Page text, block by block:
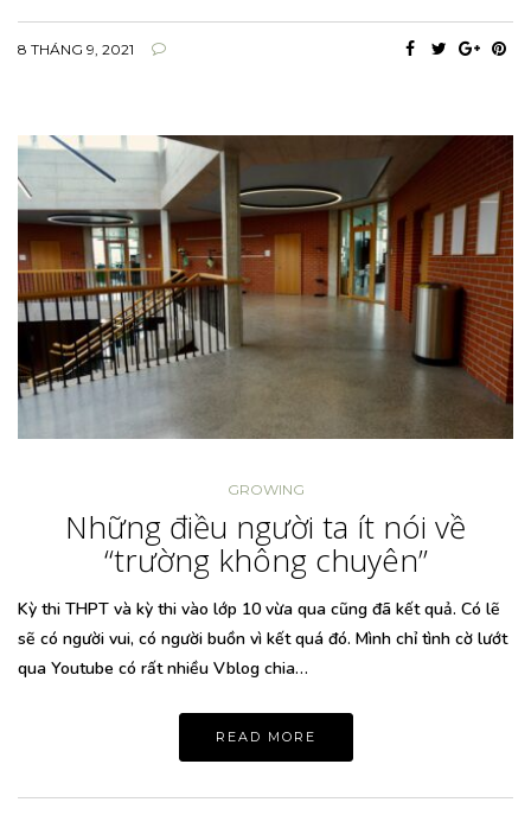
8 THÁNG 9, 2021
GROWING
Những điều người ta ít nói về
“trường không chuyên”
Kỳ thi THPT và kỳ thi vào lớp 10 vừa qua cũng đã kết quả. Có lẽ
sẽ có người vui, có người buồn vì kết quá đó. Mình chỉ tình cờ lướt
qua Youtube có rất nhiều Vblog chia…
READ MORE